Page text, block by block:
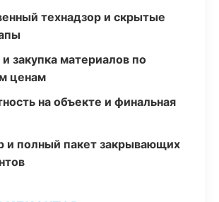
технадзор и скрытые
закупка материалов по
ценам
на объекте и финальная
и полный пакет закрывающих